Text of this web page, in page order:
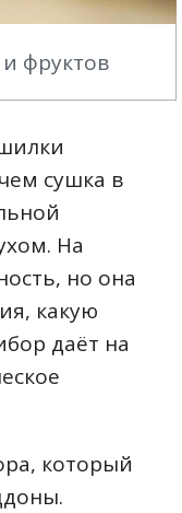
фруктов
сушка в
На
но она
какую
даёт на
который